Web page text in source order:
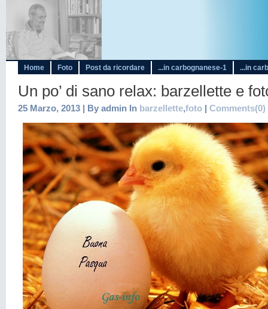
Home Foto Post da ricordare ...in carbognanese-1 ...in
Un po’ di sano relax: barzellette e
25 Marzo, 2013 | By admin In barzellette,foto | Comments(0)